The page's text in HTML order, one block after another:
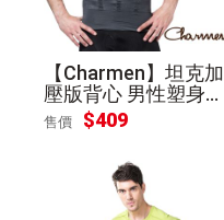
【Charmen】坦克加
壓版背心 男性塑身衣
(灰色L)
售價 $409